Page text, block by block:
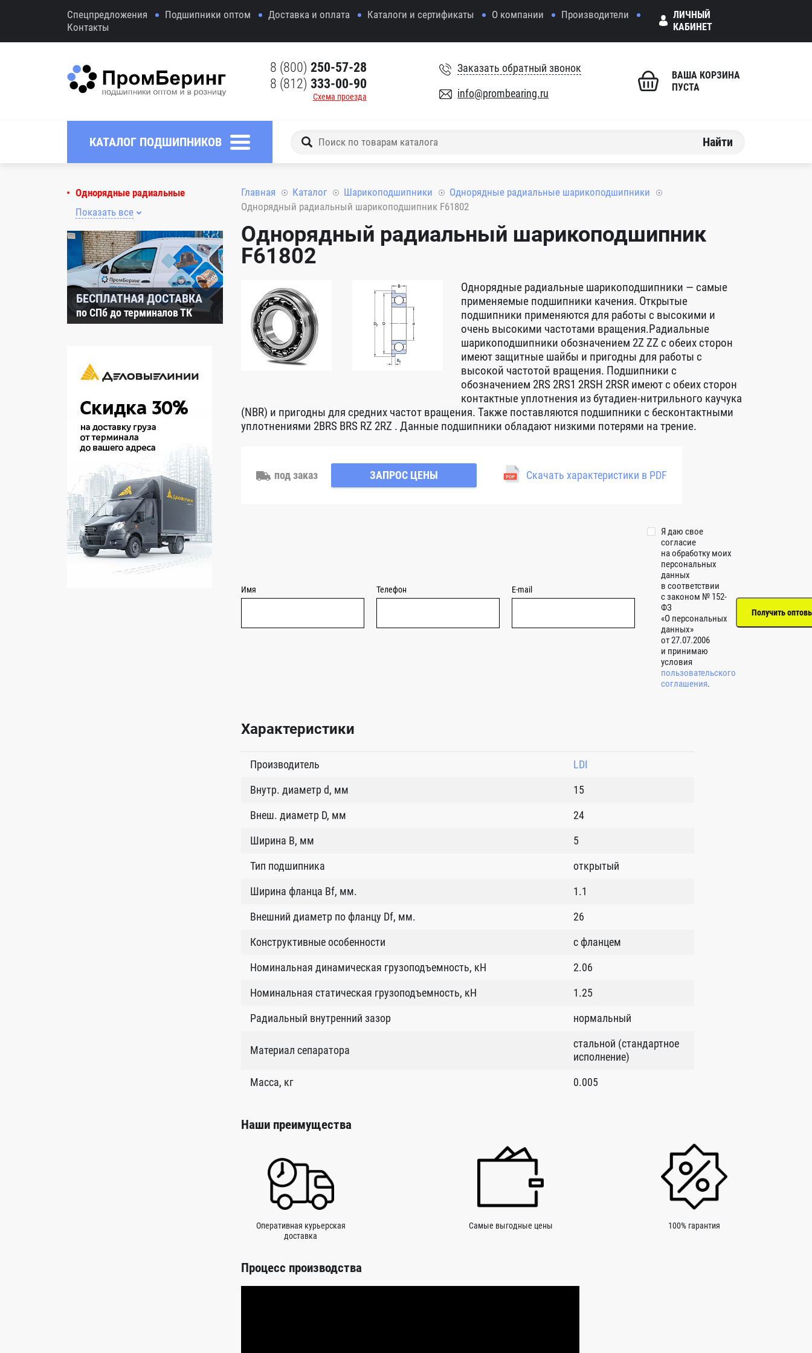
Спецпредложения Подшипники оптом Доставка и оплата Каталоги и сертификаты О компании
Производители
Контакты
ЛИЧНЫЙ
КАБИНЕТ
8 (800) 250-57-28
8 (812) 333-00-90
Схема проезда
Заказать обратный звонок
info@prombearing.ru
ВАША КОРЗИНА
ПУСТА
КАТАЛОГ ПОДШИПНИКОВ Найти
Однорядные радиальные
Показать все
БЕСПЛАТНАЯ ДОСТАВКА
по СПб до терминалов ТК
Главная Каталог Шарикоподшипники
Однорядные радиальные шарикоподшипники
Однорядный радиальный шарикоподшипник F61802
Однорядный радиальный шарикоподшипник
F61802
Однорядные радиальные шарикоподшипники — самые
применяемые подшипники качения. Открытые
подшипники применяются для работы с высокими и
очень высокими частотами вращения.Радиальные
шарикоподшипники обозначением 2Z ZZ с обеих сторон
имеют защитные шайбы и пригодны для работы с
высокой частотой вращения. Подшипники с
обозначением 2RS 2RS1 2RSH 2RSR имеют с обеих сторон
контактные уплотнения из бутадиен-нитрильного каучука
(NBR) и пригодны для средних частот вращения. Также поставляются подшипники с бесконтактными
уплотнениями 2BRS BRS RZ 2RZ . Данные подшипники обладают низкими потерями на трение.
под заказ ЗАПРОС ЦЕНЫ Скачать характеристики в PDF
Имя Телефон E-mail
Я даю свое
согласие
на обработку моих
персональных
данных
в соответствии
с законом № 152-
ФЗ
«О персональных
данных»
от 27.07.2006
и принимаю
условия
пользовательского
соглашения.
Характеристики
Производитель
LDI
Внутр. диаметр d, мм
15
Внеш. диаметр D, мм
24
Ширина B, мм
5
Тип подшипника
открытый
Ширина фланца Bf, мм.
1.1
Внешний диаметр по фланцу Df, мм.
26
Конструктивные особенности
с фланцем
Номинальная динамическая грузоподъемность, кН
2.06
Номинальная статическая грузоподъемность, кН
1.25
Радиальный внутренний зазор
нормальный
Материал сепаратора
стальной (стандартное
исполнение)
Масса, кг
0.005
Наши преимущества
Оперативная курьерская
доставка
Самые выгодные цены 100% гарантия
Процесс производства